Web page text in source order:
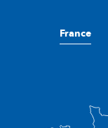
France